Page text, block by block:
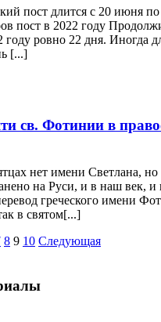
пост длится с 20 июня
пост в 2022 году
году ровно 22 дня. Иногда
[...]
св. Фотинии в
нет имени Светлана, но
на Руси, и в наш век, и
греческого имени
в святом[...]
8 9 10 Следующая